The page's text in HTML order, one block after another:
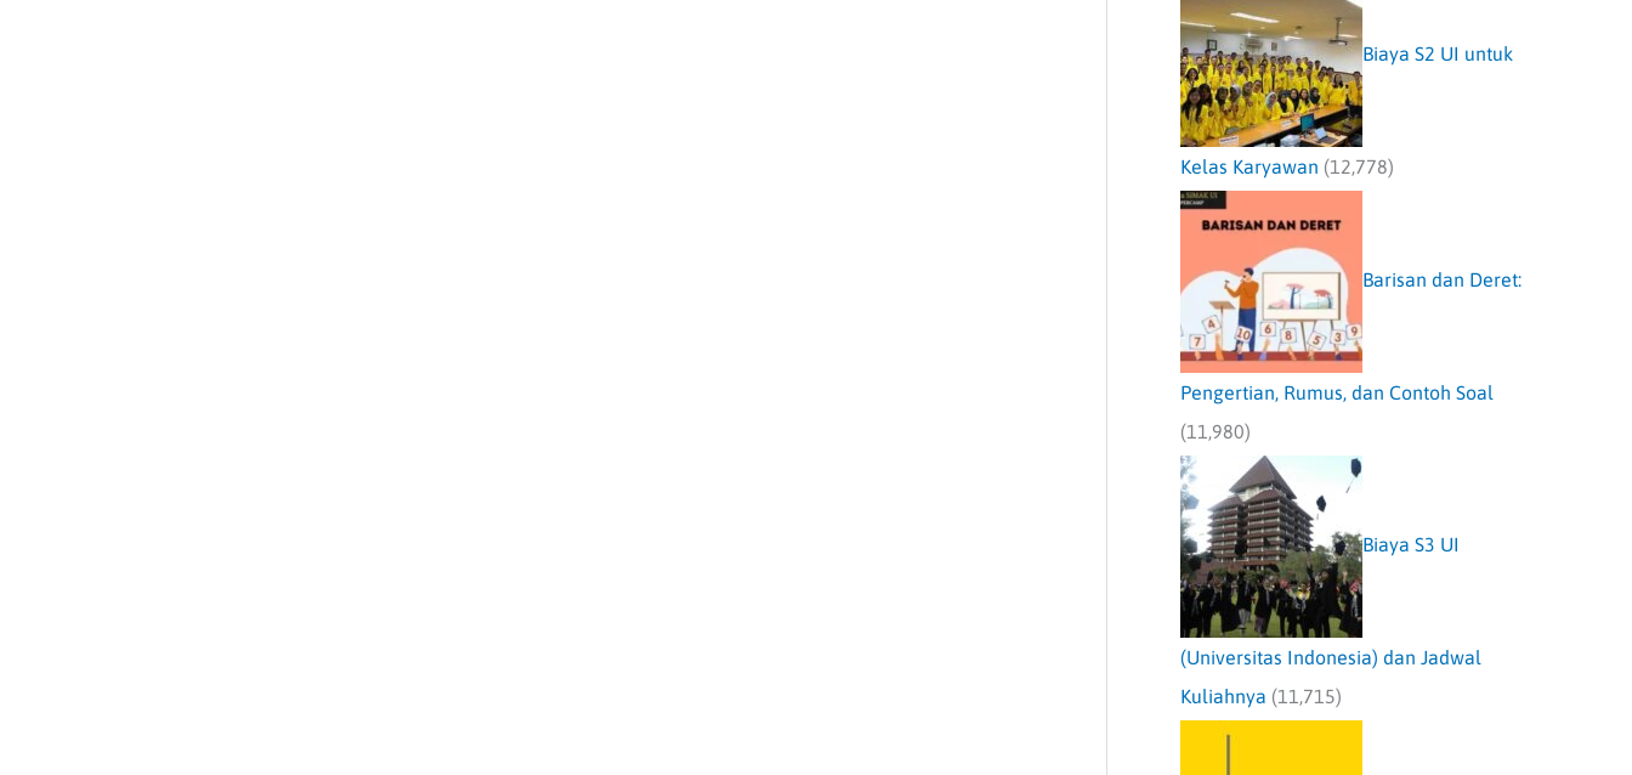
Biaya S2 UI untuk
Kelas Karyawan (12,778)
Barisan dan Deret:
Pengertian, Rumus, dan Contoh Soal
(11,980)
Biaya S3 UI
(Universitas Indonesia) dan Jadwal
Kuliahnya (11,715)